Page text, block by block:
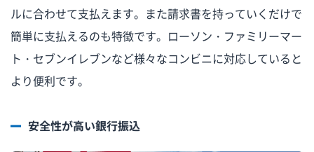
ルに合わせて支払えます。また請求書を持っていくだけで
簡単に支払えるのも特徴です。ローソン・ファミリーマー
ト・セブンイレブンなど様々なコンビニに対応していると
より便利です。
安全性が高い銀行振込